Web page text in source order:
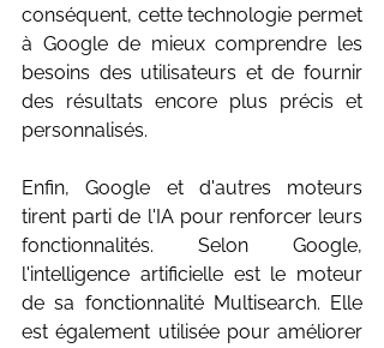
conséquent, cette technologie permet
à Google de mieux comprendre les
besoins des utilisateurs et de fournir
des résultats encore plus précis et
personnalisés.
Enfin, Google et d'autres moteurs
tirent parti de l'IA pour renforcer leurs
fonctionnalités. Selon Google,
l'intelligence artificielle est le moteur
de sa fonctionnalité Multisearch. Elle
est également utilisée pour améliorer